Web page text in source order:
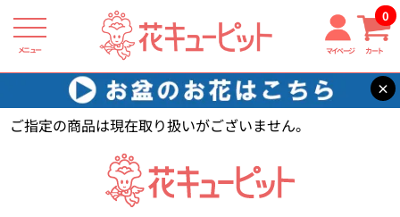
メニュー マイページ カート
0
×
花キューピット 【】
ご指定の商品は現在取り扱いがございません。